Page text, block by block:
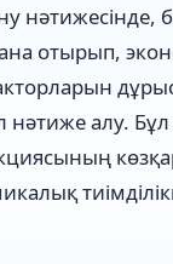
нәтижесінде,
отырып,
алу.